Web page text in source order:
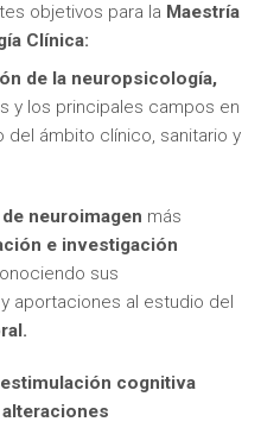
objetivos para la Maestría
Clínica:
de la neuropsicología,
y los principales campos en
del ámbito clínico, sanitario y
neuroimagen más
e investigación
sus
aportaciones al estudio del
cognitiva
alteraciones